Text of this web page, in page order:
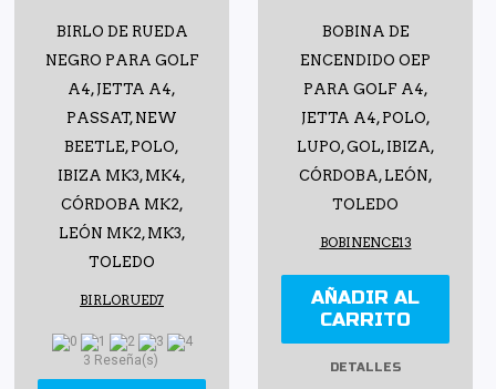
BIRLO DE RUEDA
NEGRO PARA GOLF
A4, JETTA A4,
PASSAT, NEW
BEETLE, POLO,
IBIZA MK3, MK4,
CÓRDOBA MK2,
LEÓN MK2, MK3,
TOLEDO
BIRLORUED7
3 Reseña(s)
BOBINA DE
ENCENDIDO OEP
PARA GOLF A4,
JETTA A4, POLO,
LUPO, GOL, IBIZA,
CÓRDOBA, LEÓN,
TOLEDO
BOBINENCE13
AÑADIR AL
CARRITO
DETALLES